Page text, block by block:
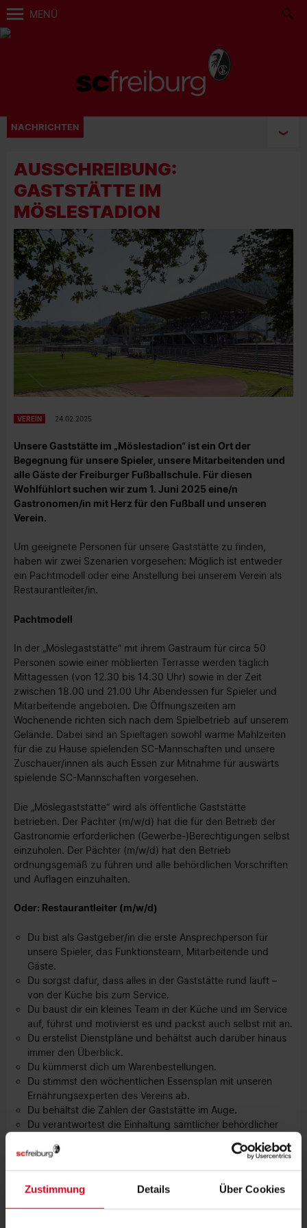
Zustimmung Details Über Cookies
MENÜ
NACHRICHTEN
AUSSCHREIBUNG:
GASTSTÄTTE IM
MÖSLESTADION
VEREIN 24.02.2025
Unsere Gaststätte im „Möslestadion“ ist ein Ort der
Begegnung für unsere Spieler, unsere Mitarbeitenden und
alle Gäste der Freiburger Fußballschule. Für diesen
Wohlfühlort suchen wir zum 1. Juni 2025 eine/n
Gastronomen/in mit Herz für den Fußball und unseren
Verein.
Um geeignete Personen für unsere Gaststätte zu finden,
haben wir zwei Szenarien vorgesehen: Möglich ist entweder
ein Pachtmodell oder eine Anstellung bei unserem Verein als
Restaurantleiter/in.
Pachtmodell
In der „Möslegaststätte“ mit ihrem Gastraum für circa 50
Personen sowie einer möblierten Terrasse werden täglich
Mittagessen (von 12.30 bis 14.30 Uhr) sowie in der Zeit
zwischen 18.00 und 21.00 Uhr Abendessen für Spieler und
Mitarbeitende angeboten. Die Öffnungszeiten am
Wochenende richten sich nach dem Spielbetrieb auf unserem
Gelände. Dabei sind an Spieltagen sowohl warme Mahlzeiten
für die zu Hause spielenden SC-Mannschaften und unsere
Zuschauer/innen als auch Essen zur Mitnahme für auswärts
spielende SC-Mannschaften vorgesehen.
Die „Möslegaststätte“ wird als öffentliche Gaststätte
betrieben. Der Pächter (m/w/d) hat die für den Betrieb der
Gastronomie erforderlichen (Gewerbe-)Berechtigungen selbst
einzuholen. Der Pächter (m/w/d) hat den Betrieb
ordnungsgemäß zu führen und alle behördlichen Vorschriften
und Auflagen einzuhalten.
Oder: Restaurantleiter (m/w/d)
Du bist als Gastgeber/in die erste Ansprechperson für
unsere Spieler, das Funktionsteam, Mitarbeitende und
Gäste.
Du sorgst dafür, dass alles in der Gaststätte rund läuft –
von der Küche bis zum Service.
Du baust dir ein kleines Team in der Küche und im Service
auf, führst und motivierst es und packst auch selbst mit an.
Du erstellst Dienstpläne und behältst auch darüber hinaus
immer den Überblick.
Du kümmerst dich um Warenbestellungen.
Du stimmst den wöchentlichen Essensplan mit unseren
Ernährungsexperten des Vereins ab.
Du behältst die Zahlen der Gaststätte im Auge.
Du verantwortest die Einhaltung sämtlicher behördlicher
Du hast eine erfolgreich abgeschlossene Ausbildung in der
Jetzt bewerben